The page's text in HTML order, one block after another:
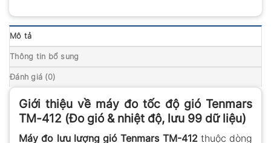
Mô tả
Thông tin bổ sung
Đánh giá (0)
Giới thiệu về máy đo tốc độ gió Tenmars
TM-412 (Đo gió & nhiệt độ, lưu 99 dữ liệu)
Máy đo lưu lượng gió Tenmars TM-412thuộc dòng